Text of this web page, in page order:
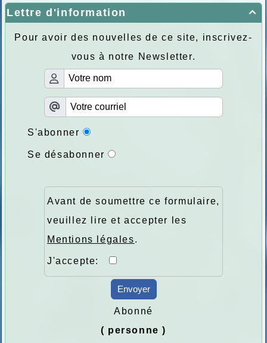

Lettre d'information
Pour avoir des nouvelles de ce site, inscrivez-
vous à notre Newsletter.
S'abonner
Se désabonner
Avant de soumettre ce formulaire,
veuillez lire et accepter les
Mentions légales.
J'accepte:
Envoyer
Abonné
( personne )